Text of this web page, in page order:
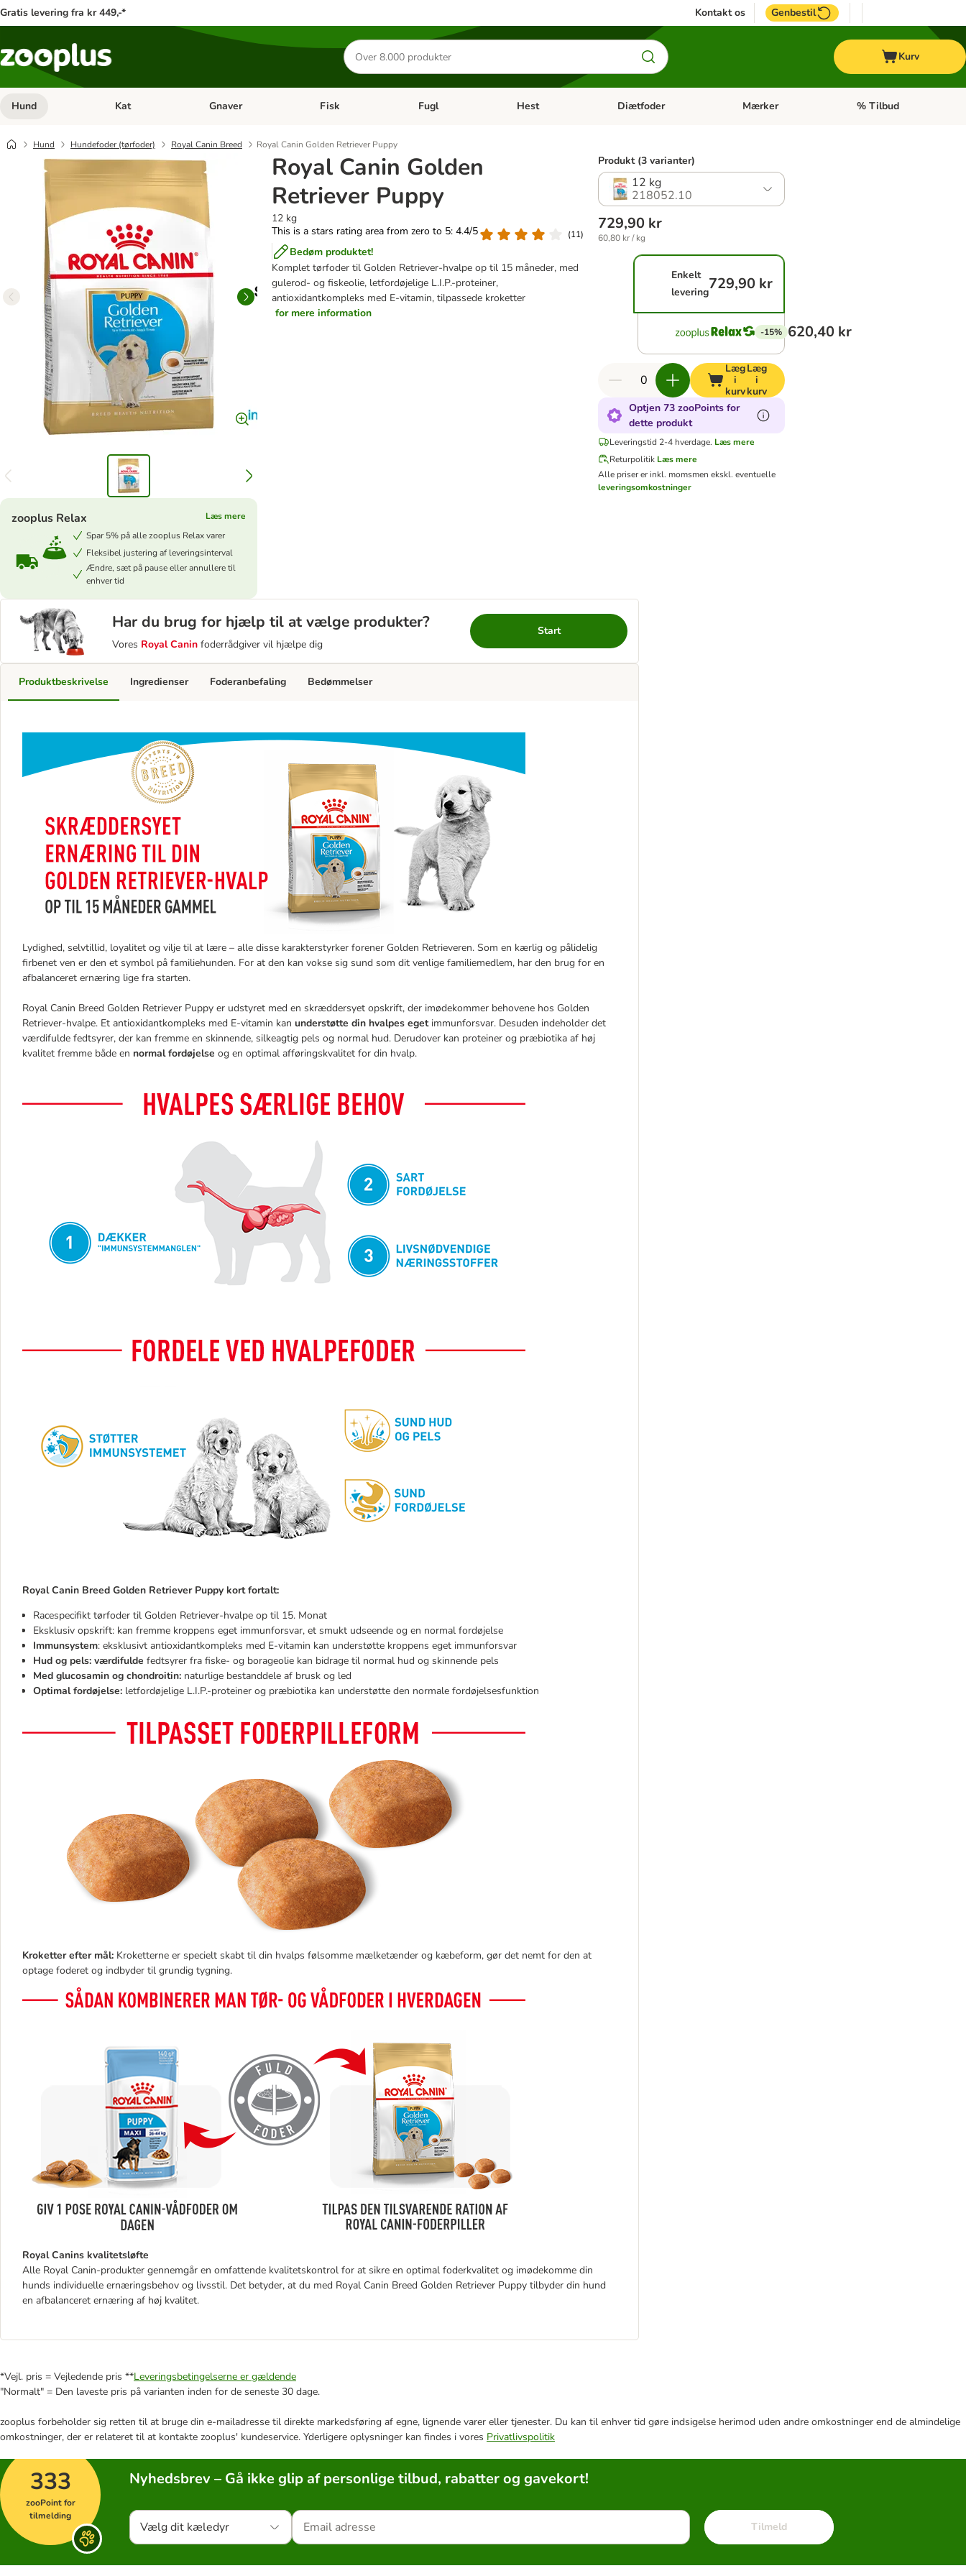
Gratis levering fra kr 449,-* Kontakt os Genbestil
Søg
efter
produkter
Kurv
Hund Åben kategori menu: Hund
Kat Åben kategori menu: Kat
Gnaver Åben kategori menu: Gnaver
Fisk Åben kategori menu: Fisk
Fugl Åben kategori menu: Fugl
Hest Åben kategori menu: Hest
Diætfoder Åben kategori menu: Diætfoder
Mærker Åben kategori menu:
% Tilbud
Hund Hundefoder (tørfoder) Royal Canin Breed Royal Canin Golden Retriever Puppy
Royal Canin Golden
Retriever Puppy
12 kg
This is a stars rating area from zero to 5: 4.4/5
(11)
Bedøm produktet!
Komplet tørfoder til Golden Retriever-hvalpe op til 15 måneder, med
gulerod- og fiskeolie, letfordøjelige L.I.P.-proteiner,
antioxidantkompleks med E-vitamin, tilpassede kroketter
for mere information
zooplus Relax
Læs mere
Spar 5% på alle zooplus Relax varer
Fleksibel justering af leveringsinterval
Ændre, sæt på pause eller annullere til
enhver tid
Produkt (3 varianter)
12 kg
218052.10
729,90 kr
60,80 kr / kg
Enkelt
levering729,90 kr
-15% 620,40 kr
Læg
i
kurv
Læg
i
kurv
Optjen 73 zooPoints for
dette produkt
Leveringstid 2-4 hverdage. Læs mere
Returpolitik Læs mere
Alle priser er inkl. momsmen ekskl. eventuelle
leveringsomkostninger
Har du brug for hjælp til at vælge produkter?
Vores Royal Canin foderrådgiver vil hjælpe dig
Start
Produktbeskrivelse
Lydighed, selvtillid, loyalitet og vilje til at lære – alle disse karakterstyrker forener Golden Retrieveren. Som en kærlig og pålidelig
firbenet ven er den et symbol på familiehunden. For at den kan vokse sig sund som dit venlige familiemedlem, har den brug for en
afbalanceret ernæring lige fra starten.
Royal Canin Breed Golden Retriever Puppy er udstyret med en skræddersyet opskrift, der imødekommer behovene hos Golden
Retriever-hvalpe. Et antioxidantkompleks med E-vitamin kan understøtte din hvalpes egetimmunforsvar. Desuden indeholder det
værdifulde fedtsyrer, der kan fremme en skinnende, silkeagtig pels og normal hud. Derudover kan proteiner og præbiotika af høj
kvalitet fremme både en normal fordøjelse og en optimal afføringskvalitet for din hvalp.
Royal Canin Breed Golden Retriever Puppy kort fortalt:
Racespecifikt tørfoder til Golden Retriever-hvalpe op til 15. Monat
Eksklusiv opskrift: kan fremme kroppens eget immunforsvar, et smukt udseende og en normal fordøjelse
Immunsystem: eksklusivt antioxidantkompleks med E-vitamin kan understøtte kroppens eget immunforsvar
Hud og pels: værdifulde fedtsyrer fra fiske- og borageolie kan bidrage til normal hud og skinnende pels
Med glucosamin og chondroitin: naturlige bestanddele af brusk og led
Optimal fordøjelse: letfordøjelige L.I.P.-proteiner og præbiotika kan understøtte den normale fordøjelsesfunktion
Kroketter efter mål: Kroketterne er specielt skabt til din hvalps følsomme mælketænder og kæbeform, gør det nemt for den at
optage foderet og indbyder til grundig tygning.
Royal Canins kvalitetsløfte
Alle Royal Canin-produkter gennemgår en omfattende kvalitetskontrol for at sikre en optimal foderkvalitet og imødekomme din
hunds individuelle ernæringsbehov og livsstil. Det betyder, at du med Royal Canin Breed Golden Retriever Puppy tilbyder din hund
en afbalanceret ernæring af høj kvalitet.
Ingredienser Foderanbefaling Bedømmelser
*Vejl. pris = Vejledende pris **Leveringsbetingelserne er gældende
"Normalt" = Den laveste pris på varianten inden for de seneste 30 dage.
zooplus forbeholder sig retten til at bruge din e-mailadresse til direkte markedsføring af egne, lignende varer eller tjenester. Du kan til enhver tid gøre indsigelse herimod uden andre omkostninger end de almindelige
omkostninger, der er relateret til at kontakte zooplus' kundeservice. Yderligere oplysninger kan findes i vores Privatlivspolitik
333
zooPoint for
tilmelding
Nyhedsbrev – Gå ikke glip af personlige tilbud, rabatter og gavekort!
Vælg dit kæledyr Tilmeld